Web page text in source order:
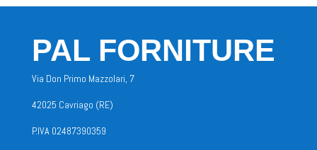
PAL FORNITURE
Via Don Primo Mazzolari, 7
42025 Cavriago (RE)
P.IVA 02487390359